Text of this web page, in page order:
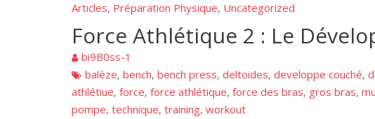
Articles, Préparation Physique, Uncategorized
Force Athlétique 2 : Le
bi9B0ss-1
balèze, bench, bench press, deltoides, developpe couché,
athlétiue, force, force athlétique, force des bras, gros bras,
pompe, technique, training, workout